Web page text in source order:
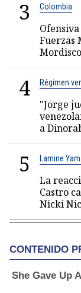
3 Colombia
Fuerzas
Mordisco
4 Régimen
"Jorge
a
5 Lamine
La
Castro
Nicki